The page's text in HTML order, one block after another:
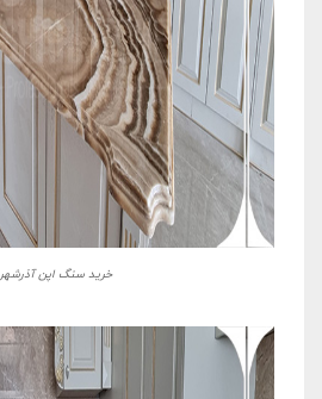
خرید سنگ اپن آذرشهر